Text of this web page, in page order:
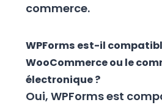
commerce.
WPForms est-il
WooCommerce ou le
électronique ?
Oui, WPForms est